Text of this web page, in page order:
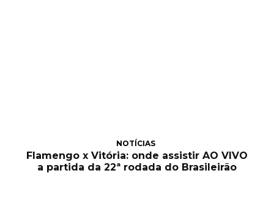
NOTÍCIAS
Flamengo x Vitória: onde assistir AO VIVO
a partida da 22ª rodada do Brasileirão